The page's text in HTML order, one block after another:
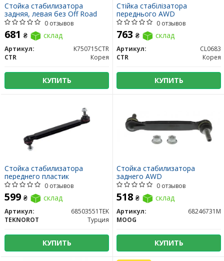
Стойка стабилизатора
задняя, ​​левая без Off Road
0 отзывов
681 ₴ склад
Артикул:
K750715CTR
CTR
Корея
КУПИТЬ
Стійка стабілізатора
переднього AWD
0 отзывов
763 ₴ склад
Артикул:
CL0683
CTR
Корея
КУПИТЬ
Стойка стабилизатора
переднего пластик
0 отзывов
599 ₴ склад
Артикул:
68503551TEK
TEKNOROT
Турция
КУПИТЬ
Стойка стабилизатора
заднего AWD
0 отзывов
518 ₴ склад
Артикул:
68246731M
MOOG
КУПИТЬ